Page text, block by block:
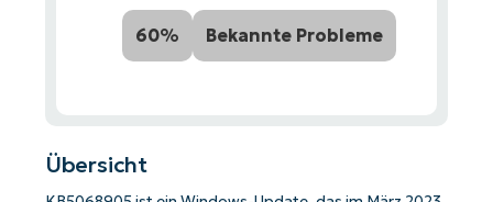
60% Bekannte Probleme
Übersicht